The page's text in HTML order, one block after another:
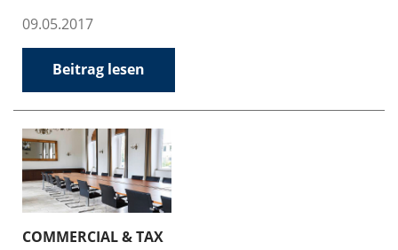
09.05.2017
Beitrag lesen
COMMERCIAL & TAX